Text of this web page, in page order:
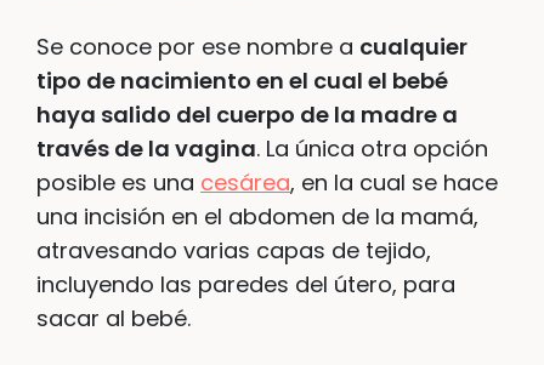
Se conoce por ese nombre a cualquier
tipo de nacimiento en el cual el bebé
haya salido del cuerpo de la madre a
través de la vagina. La única otra opción
posible es una cesárea, en la cual se hace
una incisión en el abdomen de la mamá,
atravesando varias capas de tejido,
incluyendo las paredes del útero, para
sacar al bebé.